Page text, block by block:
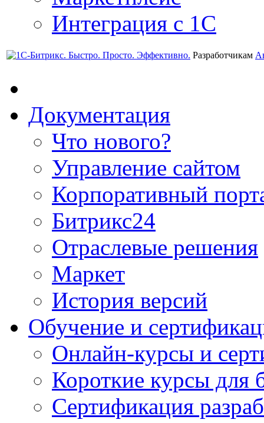
Интеграция с 1С
Разработчикам
Документация
Что нового?
Управление сайтом
Корпоративный
Битрикс24
Отраслевые решения
Маркет
История версий
Обучение и
Онлайн-курсы и
Короткие курсы для
Сертификация